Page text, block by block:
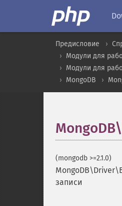
Предисловие
Модули для
Модули для
MongoDB
(mongodb >=2.1.0)
записи